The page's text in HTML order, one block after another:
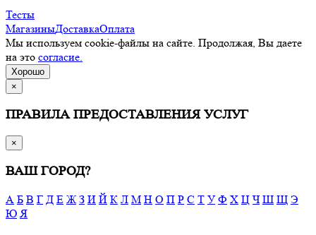
Тесты
МагазиныДоставкаОплата
Мы используем cookie-файлы на сайте. Продолжая, Вы даете
на это согласие.
Хорошо
×
ПРАВИЛА ПРЕДОСТАВЛЕНИЯ УСЛУГ
×
ВАШ ГОРОД?
А Б В Г Д Е Ж З И Й К Л М Н О П Р С Т У Ф Х Ц Ч Ш Щ Э
Ю Я